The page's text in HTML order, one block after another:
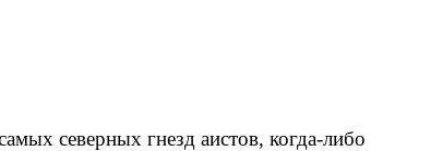
северных гнезд аистов, когда-либо